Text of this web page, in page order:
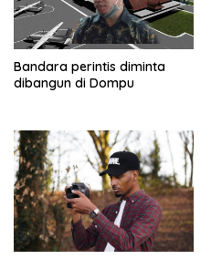
Bandara perintis diminta
dibangun di Dompu